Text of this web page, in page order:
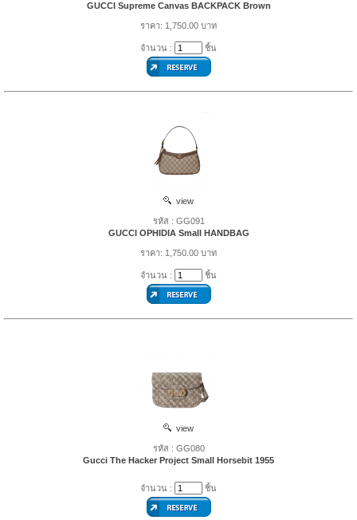
GUCCI Supreme Canvas BACKPACK Brown
ราคา: 1,750.00 บาท
จำนวน : ชิ้น
view
รหัส : GG091
GUCCI OPHIDIA Small HANDBAG
ราคา: 1,750.00 บาท
จำนวน : ชิ้น
view
รหัส : GG080
Gucci The Hacker Project Small Horsebit 1955
จำนวน : ชิ้น